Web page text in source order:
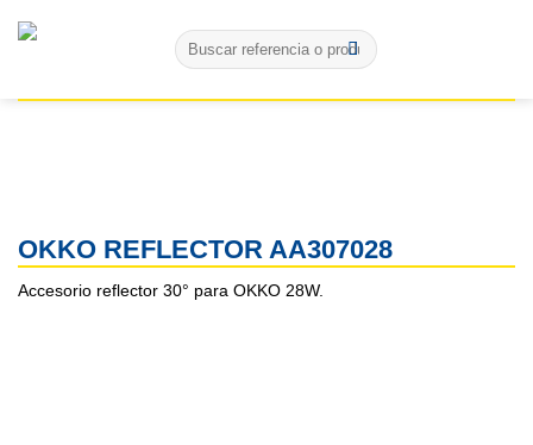
Buscar
por:
OKKO REFLECTOR AA307028
Accesorio reflector 30° para OKKO 28W.